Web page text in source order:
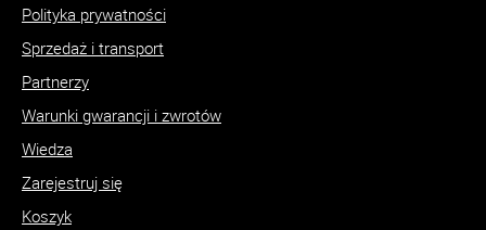
Polityka prywatności
Sprzedaż i transport
Partnerzy
Warunki gwarancji i zwrotów
Wiedza
Zarejestruj się
Koszyk